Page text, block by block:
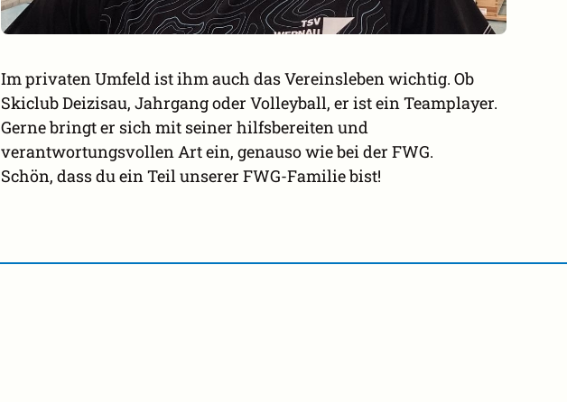
Im privaten Umfeld ist ihm auch das Vereinsleben wichtig. Ob
Skiclub Deizisau, Jahrgang oder Volleyball, er ist ein Teamplayer.
Gerne bringt er sich mit seiner hilfsbereiten und
verantwortungsvollen Art ein, genauso wie bei der FWG.
Schön, dass du ein Teil unserer FWG-Familie bist!